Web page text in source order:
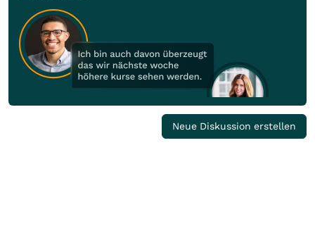
Neue Diskussion erstellen